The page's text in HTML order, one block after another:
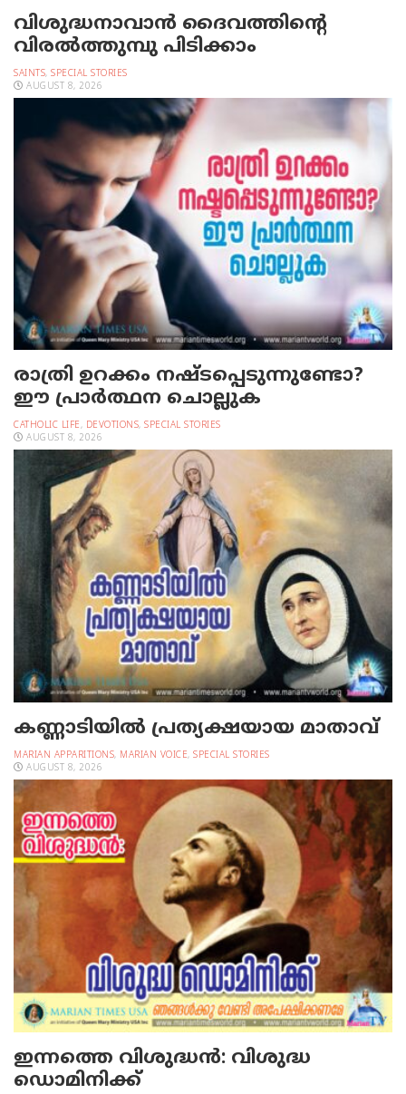
വിശുദ്ധനാവാന്‍ ദൈവത്തിന്റെ
വിരല്‍ത്തുമ്പു പിടിക്കാം
SAINTS, SPECIAL STORIES
AUGUST 8, 2026
രാത്രി ഉറക്കം നഷ്ടപ്പെടുന്നുണ്ടോ?
ഈ പ്രാര്‍ത്ഥന ചൊല്ലുക
CATHOLIC LIFE, DEVOTIONS, SPECIAL STORIES
AUGUST 8, 2026
കണ്ണാടിയില്‍ പ്രത്യക്ഷയായ മാതാവ്
MARIAN APPARITIONS, MARIAN VOICE, SPECIAL STORIES
AUGUST 8, 2026
ഇന്നത്തെ വിശുദ്ധന്‍: വിശുദ്ധ
ഡൊമിനിക്ക്